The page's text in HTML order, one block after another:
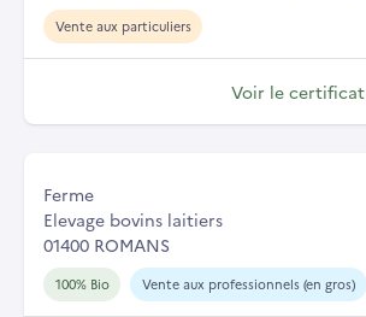
Vente aux particuliers
Voir le certificat
Ferme
Elevage bovins laitiers
01400 ROMANS
100% Bio Vente aux professionnels (en gros)